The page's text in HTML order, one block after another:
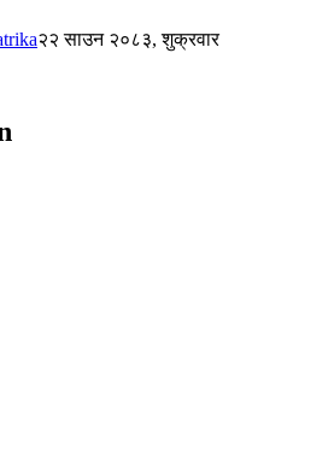
२२ साउन २०८३, शुक्रवार